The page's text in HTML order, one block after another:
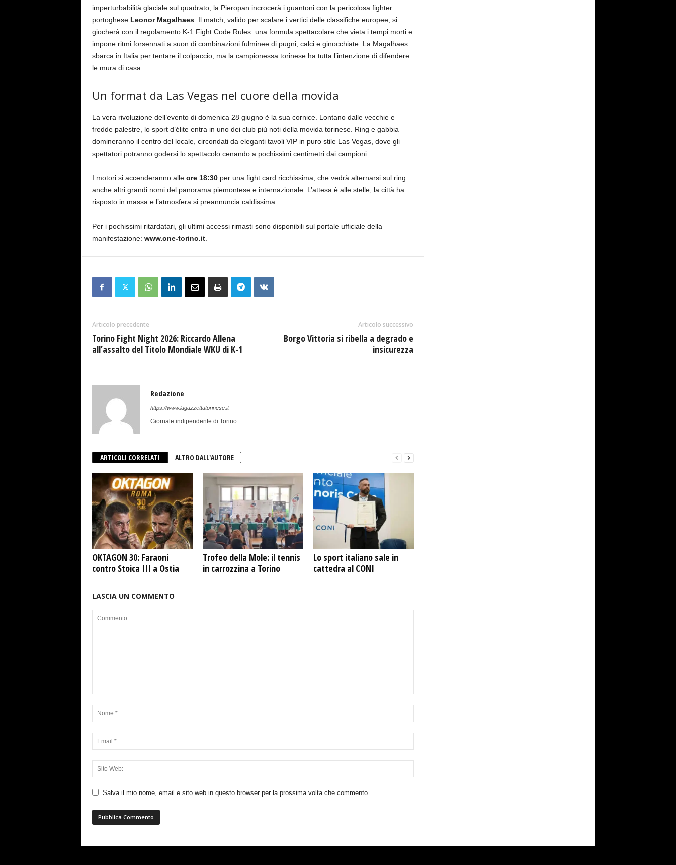
imperturbabilità glaciale sul quadrato, la Pieropan incrocerà i guantoni con la pericolosa fighter
portoghese Leonor Magalhaes. Il match, valido per scalare i vertici delle classifiche europee, si
giocherà con il regolamento K-1 Fight Code Rules: una formula spettacolare che vieta i tempi morti e
impone ritmi forsennati a suon di combinazioni fulminee di pugni, calci e ginocchiate. La Magalhaes
sbarca in Italia per tentare il colpaccio, ma la campionessa torinese ha tutta l’intenzione di difendere
le mura di casa.
Un format da Las Vegas nel cuore della movida
La vera rivoluzione dell’evento di domenica 28 giugno è la sua cornice. Lontano dalle vecchie e
fredde palestre, lo sport d’élite entra in uno dei club più noti della movida torinese. Ring e gabbia
domineranno il centro del locale, circondati da eleganti tavoli VIP in puro stile Las Vegas, dove gli
spettatori potranno godersi lo spettacolo cenando a pochissimi centimetri dai campioni.
I motori si accenderanno alle ore 18:30per una fight card ricchissima, che vedrà alternarsi sul ring
anche altri grandi nomi del panorama piemontese e internazionale. L’attesa è alle stelle, la città ha
risposto in massa e l’atmosfera si preannuncia caldissima.
Per i pochissimi ritardatari, gli ultimi accessi rimasti sono disponibili sul portale ufficiale della
manifestazione: www.one-torino.it.
Articolo precedente
Torino Fight Night 2026: Riccardo Allena
all’assalto del Titolo Mondiale WKU di K-1
Articolo successivo
Borgo Vittoria si ribella a degrado e
insicurezza
Redazione
https://www.lagazzettatorinese.it
Giornale indipendente di Torino.
ARTICOLI CORRELATI ALTRO DALL'AUTORE
OKTAGON 30: Faraoni
contro Stoica III a Ostia
Trofeo della Mole: il tennis
in carrozzina a Torino
Lo sport italiano sale in
cattedra al CONI
LASCIA UN COMMENTO
Salva il mio nome, email e sito web in questo browser per la prossima volta che commento.